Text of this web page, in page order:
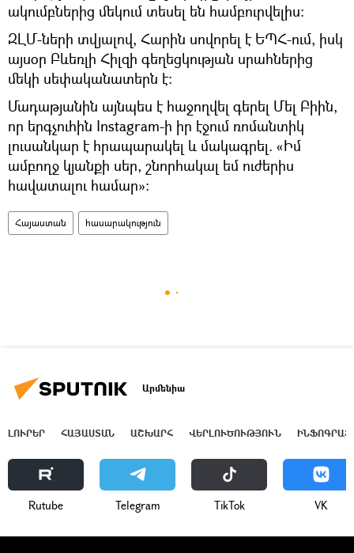
ակումբներից մեկում տեսել են համբուրվելիս։
ԶԼՄ-ների տվյալով, Հարին սովորել է ԵՊՀ-ում, իսկ
այսօր Բևեռլի Հիլզի գեղեցկության սրահներից
մեկի սեփականատերն է։
Մադաթյանին այնպես է հաջողվել գերել Մել Բիին,
որ երգչուհին Instagram-ի իր էջում ռոմանտիկ
լուսանկար է հրապարակել և մակագրել. «Իմ
ամբողջ կյանքի սեր, շնորհակալ եմ ուժերիս
հավատալու համար»։
Հայաստան հասարակություն
Արմենիա
ԼՈՒՐԵՐ ՀԱՅԱՍՏԱՆ ԱՇԽԱՐՀ ՎԵՐԼՈՒԾՈՒԹՅՈՒՆ
Rutube Telegram ТikТоk VK